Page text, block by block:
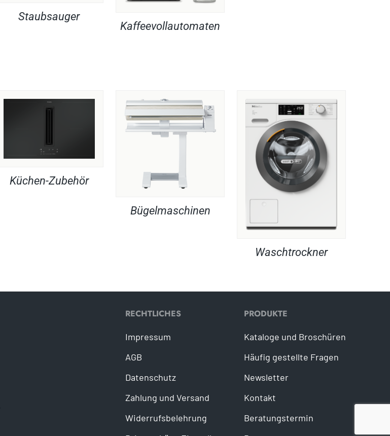
Staubsauger
Kaffeevollautomaten
Küchen-Zubehör
Bügelmaschinen
Waschtrockner
RECHTLICHES
Impressum
AGB
Datenschutz
Zahlung und Versand
Widerrufsbelehrung
PRODUKTE
Kataloge und Broschüren
Häufig gestellte Fragen
Newsletter
Kontakt
Beratungstermin